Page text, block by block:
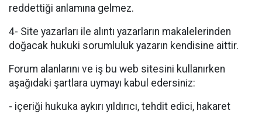
reddettiği anlamına gelmez.
4- Site yazarları ile alıntı yazarların makalelerinden
doğacak hukuki sorumluluk yazarın kendisine aittir.
Forum alanlarını ve iş bu web sitesini kullanırken
aşağıdaki şartlara uymayı kabul edersiniz:
- içeriği hukuka aykırı yıldırıcı, tehdit edici, hakaret